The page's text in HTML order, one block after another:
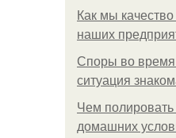
Как мы
наших
Споры во
ситуация
Чем полировать
домашних